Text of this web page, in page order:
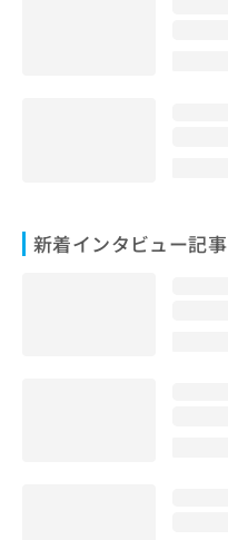
新着インタビュー記事